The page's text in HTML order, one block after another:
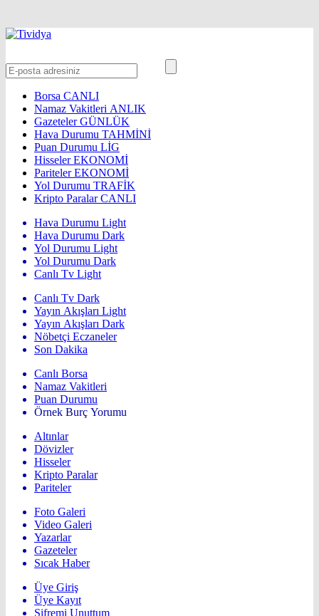
Borsa CANLI
Namaz Vakitleri ANLIK
GazetelerGÜNLÜK
Hava Durumu TAHMİNİ
Puan Durumu LİG
HisselerEKONOMİ
ParitelerEKONOMİ
Yol Durumu TRAFİK
Kripto ParalarCANLI
Hava Durumu Light
Hava Durumu Dark
Yol Durumu Light
Yol Durumu Dark
Canlı Tv Light
Canlı Tv Dark
Yayın Akışları Light
Yayın Akışları Dark
Nöbetçi Eczaneler
Son Dakika
Canlı Borsa
Namaz Vakitleri
Puan Durumu
Örnek Burç Yorumu
Altınlar
Dövizler
Hisseler
Kripto Paralar
Pariteler
Foto Galeri
Video Galeri
Yazarlar
Gazeteler
Sıcak Haber
Üye Giriş
Üye Kayıt
Şifremi Unuttum